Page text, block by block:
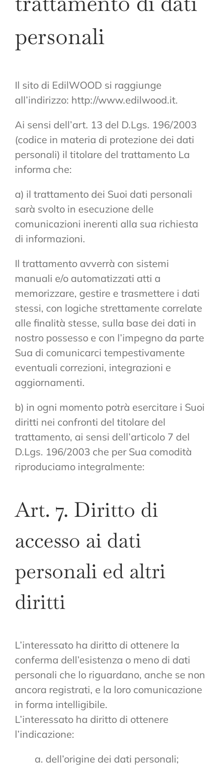
personali
Il sito di EdilWOOD si raggiunge
all’indirizzo: http://www.edilwood.it.
Ai sensi dell’art. 13 del D.Lgs. 196/2003
(codice in materia di protezione dei dati
personali) il titolare del trattamento La
informa che:
a) il trattamento dei Suoi dati personali
sarà svolto in esecuzione delle
comunicazioni inerenti alla sua richiesta
di informazioni.
Il trattamento avverrà con sistemi
manuali e/o automatizzati atti a
memorizzare, gestire e trasmettere i dati
stessi, con logiche strettamente correlate
alle finalità stesse, sulla base dei dati in
nostro possesso e con l’impegno da parte
Sua di comunicarci tempestivamente
eventuali correzioni, integrazioni e
aggiornamenti.
b) in ogni momento potrà esercitare i Suoi
diritti nei confronti del titolare del
trattamento, ai sensi dell’articolo 7 del
D.Lgs. 196/2003 che per Sua comodità
riproduciamo integralmente:
Art. 7. Diritto di
accesso ai dati
personali ed altri
diritti
L’interessato ha diritto di ottenere la
conferma dell’esistenza o meno di dati
personali che lo riguardano, anche se non
ancora registrati, e la loro comunicazione
in forma intelligibile.
L’interessato ha diritto di ottenere
l’indicazione:
a. dell’origine dei dati personali;